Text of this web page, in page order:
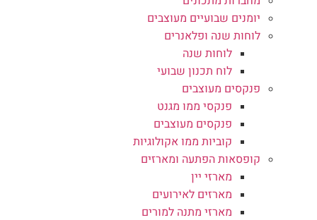
יומנים שבועיים מעוצבים
לוחות שנה ופלאנרים
לוחות שנה
לוח תכנון שבועי
פנקסים מעוצבים
פנקסי ממו מגנט
פנקסים מעוצבים
קוביות ממו אקולוגיות
קופסאות הפתעה ומארזים
מארזי יין
מארזים לאירועים
מארזי מתנה למורים